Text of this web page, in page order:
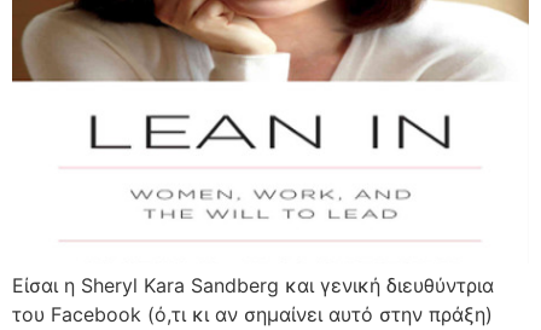
Είσαι η Sheryl Kara Sandberg και γενική διευθύντρια
του Facebook (ό,τι κι αν σημαίνει αυτό στην πράξη)